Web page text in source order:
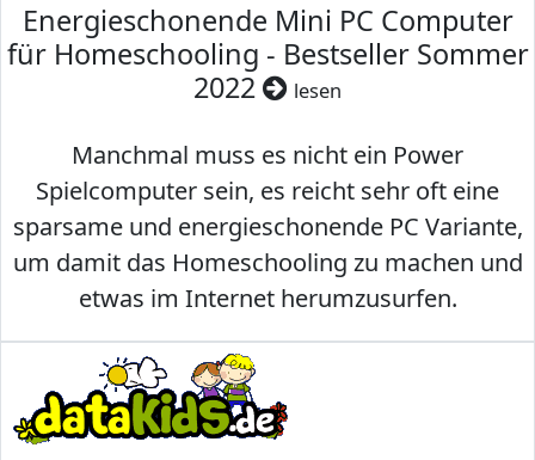
Energieschonende Mini PC Computer
für Homeschooling - Bestseller Sommer
2022
lesen
Manchmal muss es nicht ein Power
Spielcomputer sein, es reicht sehr oft eine
sparsame und energieschonende PC Variante,
um damit das Homeschooling zu machen und
etwas im Internet herumzusurfen.